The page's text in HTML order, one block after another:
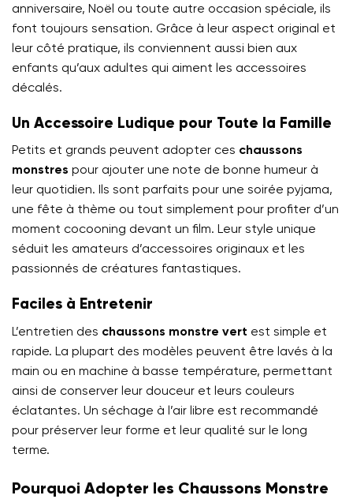
anniversaire, Noël ou toute autre occasion spéciale, ils
font toujours sensation. Grâce à leur aspect original et
leur côté pratique, ils conviennent aussi bien aux
enfants qu’aux adultes qui aiment les accessoires
décalés.
Un Accessoire Ludique pour Toute la Famille
Petits et grands peuvent adopter ces chaussons
monstres pour ajouter une note de bonne humeur à
leur quotidien. Ils sont parfaits pour une soirée pyjama,
une fête à thème ou tout simplement pour profiter d’un
moment cocooning devant un film. Leur style unique
séduit les amateurs d’accessoires originaux et les
passionnés de créatures fantastiques.
Faciles à Entretenir
L’entretien des chaussons monstre vert est simple et
rapide. La plupart des modèles peuvent être lavés à la
main ou en machine à basse température, permettant
ainsi de conserver leur douceur et leurs couleurs
éclatantes. Un séchage à l’air libre est recommandé
pour préserver leur forme et leur qualité sur le long
terme.
Pourquoi Adopter les Chaussons Monstre